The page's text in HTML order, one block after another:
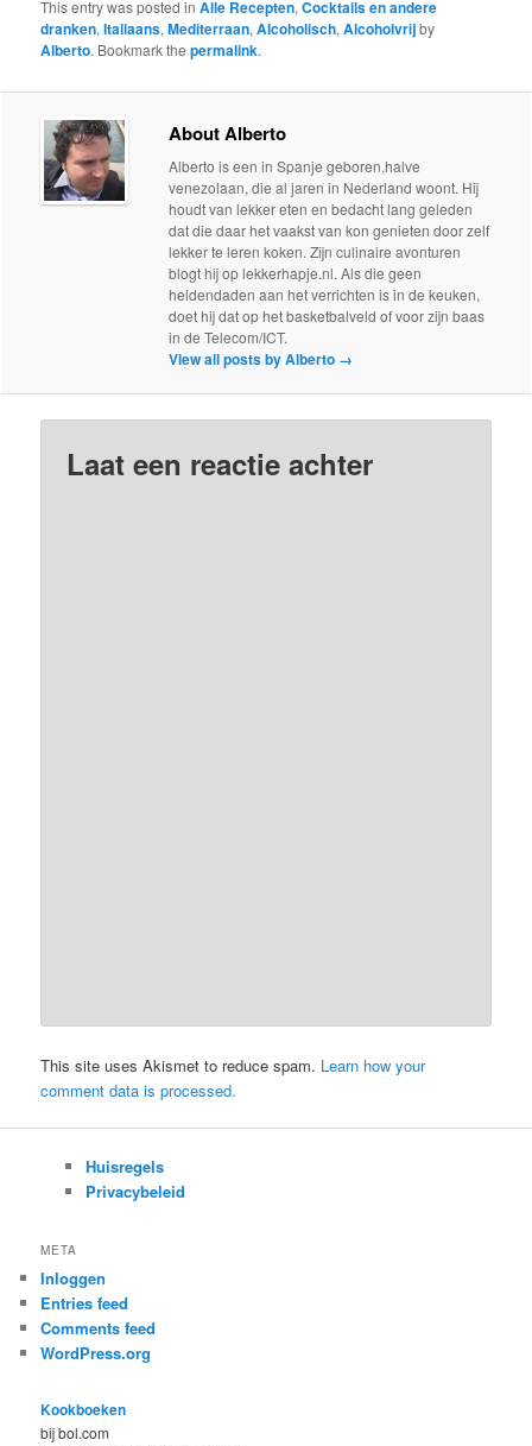
This entry was posted inAlle Recepten,Cocktails en andere
dranken,Italiaans,Mediterraan,Alcoholisch,Alcoholvrijby
Alberto. Bookmark thepermalink.
About Alberto
Alberto is een in Spanje geboren,halve
venezolaan, die al jaren in Nederland woont. Hij
houdt van lekker eten en bedacht lang geleden
dat die daar het vaakst van kon genieten door zelf
lekker te leren koken. Zijn culinaire avonturen
blogt hij op lekkerhapje.nl. Als die geen
heldendaden aan het verrichten is in de keuken,
doet hij dat op het basketbalveld of voor zijn baas
in de Telecom/ICT.
View all posts by Alberto →
Laat een reactie achter
This site uses Akismet to reduce spam. Learn how your
comment data is processed.
Huisregels
Privacybeleid
META
Inloggen
Entries feed
Comments feed
WordPress.org
Kookboeken
bij bol.com